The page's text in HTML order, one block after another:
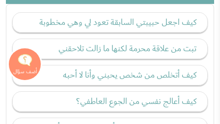
كيف اجعل حبيبتي السابقة تعود لي وهي مخطوبة
تبت من علاقة محرمة لكنها ما زالت تلاحقني
كيف أتخلص من شخص يحبني وأنا لا أحبه
كيف أعالج نفسي من الجوع العاطفي؟